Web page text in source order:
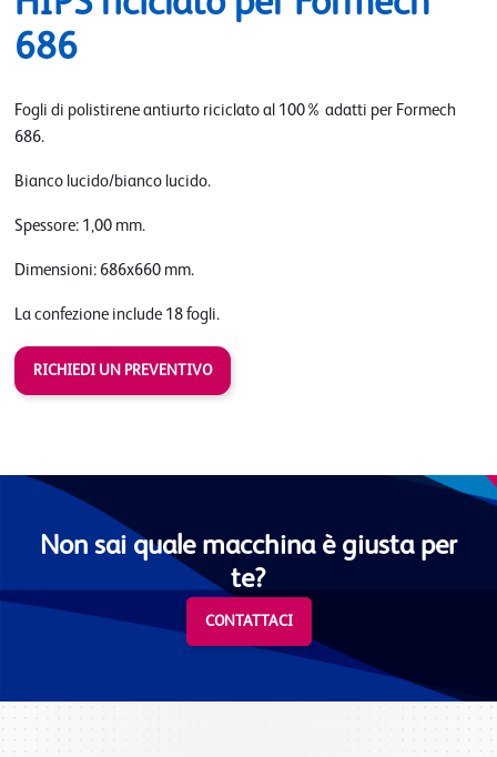
686
Fogli di polistirene antiurto riciclato al 100% adatti per Formech
686.
Bianco lucido/bianco lucido.
Spessore: 1,00 mm.
Dimensioni: 686x660 mm.
La confezione include 18 fogli.
RICHIEDI UN PREVENTIVO
Non sai quale macchina è giusta per
te?
CONTATTACI